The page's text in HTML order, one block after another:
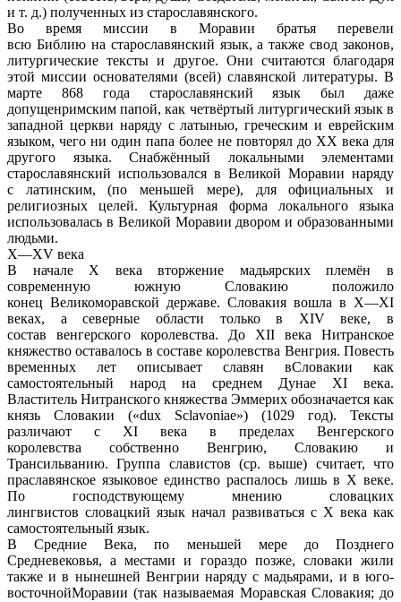
и т. д.) полученных из старославянского.
Во время миссии в Моравии братья перевели
всю Библию на старославянский язык, а также свод законов,
литургические тексты и другое. Они считаются благодаря
этой миссии основателями (всей) славянской литературы. В
марте 868 года старославянский язык был даже
допущенримским папой, как четвёртый литургический язык в
западной церкви наряду с латынью, греческим и еврейским
языком, чего ни один папа более не повторял до XX века для
другого языка. Снабжённый локальными элементами
старославянский использовался в Великой Моравии наряду
с латинским, (по меньшей мере), для официальных и
религиозных целей. Культурная форма локального языка
использовалась в Великой Моравии двором и образованными
людьми.
X—XV века
В начале X века вторжение мадьярских племён в
современную южную Словакию положило
конец Великоморавской державе. Словакия вошла в X—XI
веках, а северные области только в XIV веке, в
состав венгерского королевства. До XII века Нитранское
княжество оставалось в составе королевства Венгрия. Повесть
временных лет описывает славян вСловакии как
самостоятельный народ на среднем Дунае XI века.
Властитель Нитранского княжества Эммерих обозначается как
князь Словакии («dux Sclavoniae») (1029 год). Тексты
различают с XI века в пределах Венгерского
королевства собственно Венгрию, Словакию и
Трансильванию. Группа славистов (ср. выше) считает, что
праславянское языковое единство распалось лишь в X веке.
По господствующему мнению словацких
лингвистов словацкий язык начал развиваться с X века как
самостоятельный язык.
В Средние Века, по меньшей мере до Позднего
Средневековья, а местами и гораздо позже, словаки жили
также и в нынешней Венгрии наряду с мадьярами, и в юго-
восточнойМоравии (так называемая Моравская Словакия; до